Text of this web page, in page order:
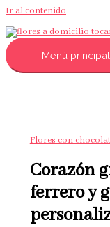
Ir al contenido
Menú principal
Flores con
Corazón
ferrero y